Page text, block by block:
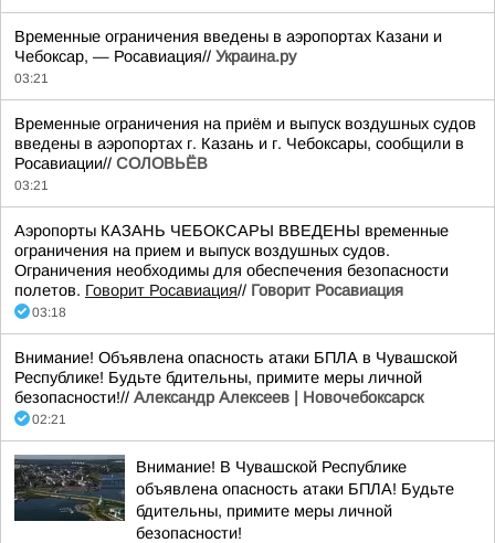
Временные ограничения введены в аэропортах Казани и
Чебоксар, — Росавиация// Украина.ру
03:21
Временные ограничения на приём и выпуск воздушных судов
введены в аэропортах г. Казань и г. Чебоксары, сообщили в
Росавиации// СОЛОВЬЁВ
03:21
Аэропорты КАЗАНЬ ЧЕБОКСАРЫ ВВЕДЕНЫ временные
ограничения на прием и выпуск воздушных судов.
Ограничения необходимы для обеспечения безопасности
полетов. Говорит Росавиация// Говорит Росавиация
03:18
Внимание! Объявлена опасность атаки БПЛА в Чувашской
Республике! Будьте бдительны, примите меры личной
безопасности!// Александр Алексеев | Новочебоксарск
02:21
Внимание! В Чувашской Республике
объявлена опасность атаки БПЛА! Будьте
бдительны, примите меры личной
безопасности!